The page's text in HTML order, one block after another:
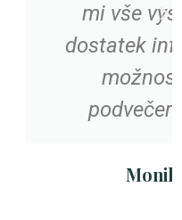
a podaly
Oceňuji i
hodinách.